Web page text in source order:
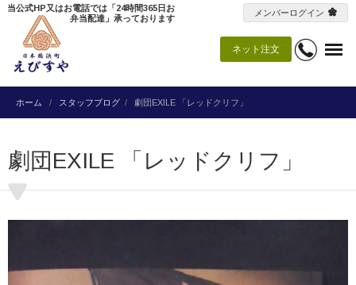
ネット注文
当公式HP又はお電話では「24時間365日お
弁当配達」承っております
メンバーログイン
ホーム スタッフブログ 劇団EXILE 「レッドクリフ」
劇団EXILE 「レッドクリフ」